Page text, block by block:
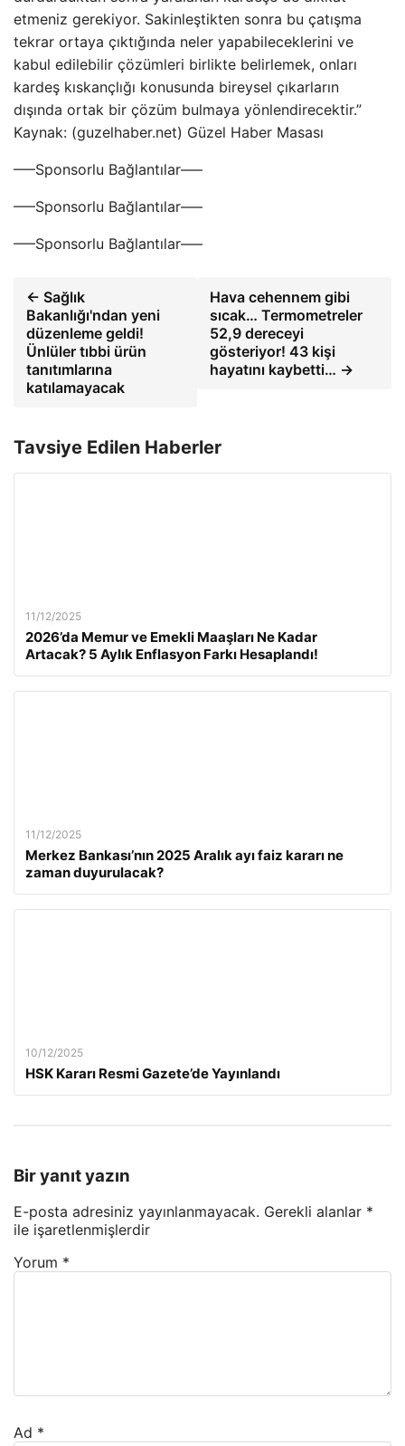
etmeniz gerekiyor. Sakinleştikten sonra bu çatışma
tekrar ortaya çıktığında neler yapabileceklerini ve
kabul edilebilir çözümleri birlikte belirlemek, onları
kardeş kıskançlığı konusunda bireysel çıkarların
dışında ortak bir çözüm bulmaya yönlendirecektir.”
Kaynak: (guzelhaber.net) Güzel Haber Masası
—–Sponsorlu Bağlantılar—–
—–Sponsorlu Bağlantılar—–
—–Sponsorlu Bağlantılar—–
← Sağlık
Bakanlığı'ndan yeni
düzenleme geldi!
Ünlüler tıbbi ürün
tanıtımlarına
katılamayacak
Hava cehennem gibi
sıcak… Termometreler
52,9 dereceyi
gösteriyor! 43 kişi
hayatını kaybetti… →
Tavsiye Edilen Haberler
11/12/2025
2026’da Memur ve Emekli Maaşları Ne Kadar
Artacak? 5 Aylık Enflasyon Farkı Hesaplandı!
11/12/2025
Merkez Bankası’nın 2025 Aralık ayı faiz kararı ne
zaman duyurulacak?
10/12/2025
HSK Kararı Resmi Gazete’de Yayınlandı
Bir yanıt yazın
E-posta adresiniz yayınlanmayacak. Gerekli alanlar *
ile işaretlenmişlerdir
Yorum *
Ad *